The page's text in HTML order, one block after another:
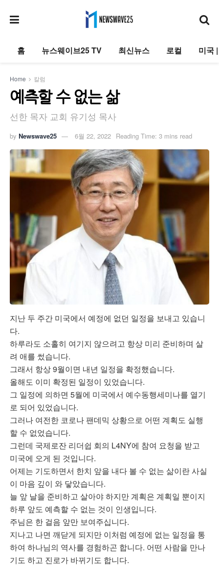
홈 뉴스웨이브25 TV 최신뉴스 로컬 미국
Home 칼럼
예측할 수 없는 삶
선한 목자 교회 유기성 목사
by Newswave25 6월 22, 2022 Reading Time: 3 mins read
지난 두 주간 미국에서 예정에 없던 일정을 보내고 있습니
다.
하루라도 소홀히 여기지 않으려고 항상 미리 준비하며 살
려 애를 썼습니다.
그래서 항상 9월이면 내년 일정을 확정했습니다.
올해도 이미 확정된 일정이 있었습니다.
그 일정에 의하면 5월에 미국에서 예수동행세미나를 열기
로 되어 있었습니다.
그러나 여전한 코로나 팬데믹 상황으로 어떤 계획도 실행
할 수 없었습니다.
그런데 국제로잔 리더쉽 회의 L4NY에 참여 요청을 받고
미국에 오게 된 것입니다.
어제는 기도하면서 한치 앞을 내다 볼 수 없는 삶이란 사실
이 마음 깊이 와 닿았습니다.
늘 앞 날을 준비하고 살아야 하지만 계획은 계획일 뿐이지
하루 앞도 예측할 수 없는 것이 인생입니다.
주님은 한 걸음 앞만 보여주십니다.
지나고 나면 깨닫게 되지만 이처럼 예정에 없는 일정을 통
하여 하나님의 역사를 경험하곤 합니다. 어떤 사람을 만나
기도 하고 진로가 바뀌기도 합니다.